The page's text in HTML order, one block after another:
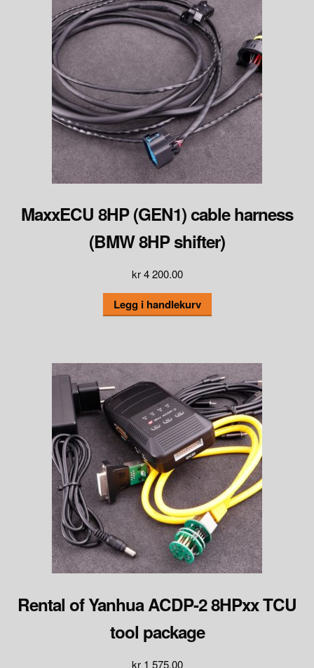
MaxxECU 8HP (GEN1) cable harness
(BMW 8HP shifter)
kr4 200.00
Legg i handlekurv
Rental of Yanhua ACDP-2 8HPxx TCU
tool package
kr1 575.00